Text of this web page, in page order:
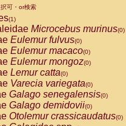
Cebus nigrivittatus
Cebus
Saimiri boliviensis(0)
Saimiri sciureus(0)
Alouatta caraya(0)
Alouatta fusca(0)
Alouatta seniculus
Alouattaspp.(0)
Ateles belzebuth(0)
Ateles geoffroyi(0)
Ateles paniscus(0)
可・or検索
(1)
Microcebus murinus(0)
Eulemur fulvus(0)
Eulemur macaco(0)
Eulemur mongoz(0)
Lemur catta(0)
Varecia variegata(0)
Galago senegalensis(0)
Galago demidovii(0)
Otolemur crassicaudatus(0)